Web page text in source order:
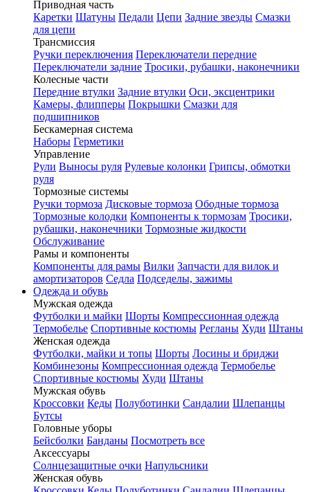
Приводная часть
Каретки Шатуны Педали Цепи Задние звезды Смазки
для цепи
Трансмиссия
Ручки переключения Переключатели передние
Переключатели задние Тросики, рубашки, наконечники
Колесные части
Передние втулки Задние втулки Оси, эксцентрики
Камеры, флипперы Покрышки Смазки для
подшипников
Бескамерная система
Наборы Герметики
Управление
Рули Выносы руля Рулевые колонки Грипсы, обмотки
руля
Тормозные системы
Ручки тормоза Дисковые тормоза Ободные тормоза
Тормозные колодки Компоненты к тормозам Тросики,
рубашки, наконечники Тормозные жидкости
Обслуживание
Рамы и компоненты
Компоненты для рамы Вилки Запчасти для вилок и
амортизаторов Седла Подседелы, зажимы
Одежда и обувь
Мужская одежда
Футболки и майки Шорты Компрессионная одежда
Термобелье Спортивные костюмы Регланы Худи Штаны
Женская одежда
Футболки, майки и топы Шорты Лосины и бриджи
Комбинезоны Компрессионная одежда Термобелье
Спортивные костюмы Худи Штаны
Мужская обувь
Кроссовки Кеды Полуботинки Сандалии Шлепанцы
Бутсы
Головные уборы
Бейсболки Банданы Посмотреть все
Аксессуары
Солнцезащитные очки Напульсники
Женская обувь